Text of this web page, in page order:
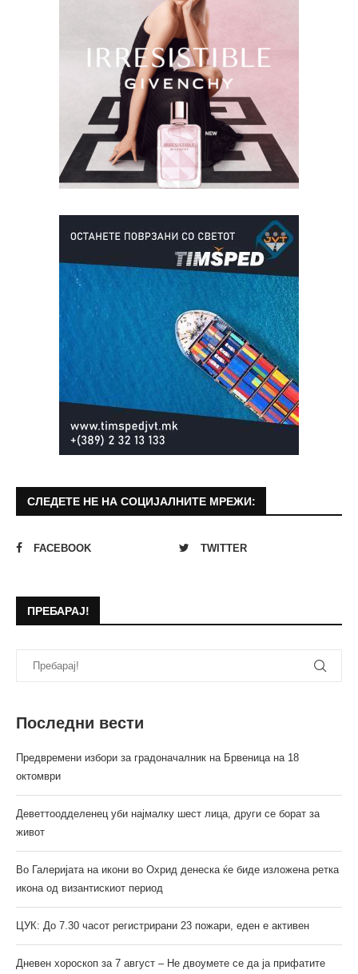
СЛЕДЕТЕ НЕ НА СОЦИЈАЛНИТЕ МРЕЖИ:
FACEBOOK TWITTER
ПРЕБАРАЈ!
Последни вести
Предвремени избори за градоначалник на Брвеница на 18
октомври
Деветтоодделенец уби најмалку шест лица, други се борат за
живот
Во Галеријата на икони во Охрид денеска ќе биде изложена ретка
икона од византискиот период
ЦУК: До 7.30 часот регистрирани 23 пожари, еден е активен
Дневен хороскоп за 7 август – Не двоумете се да ја прифатите